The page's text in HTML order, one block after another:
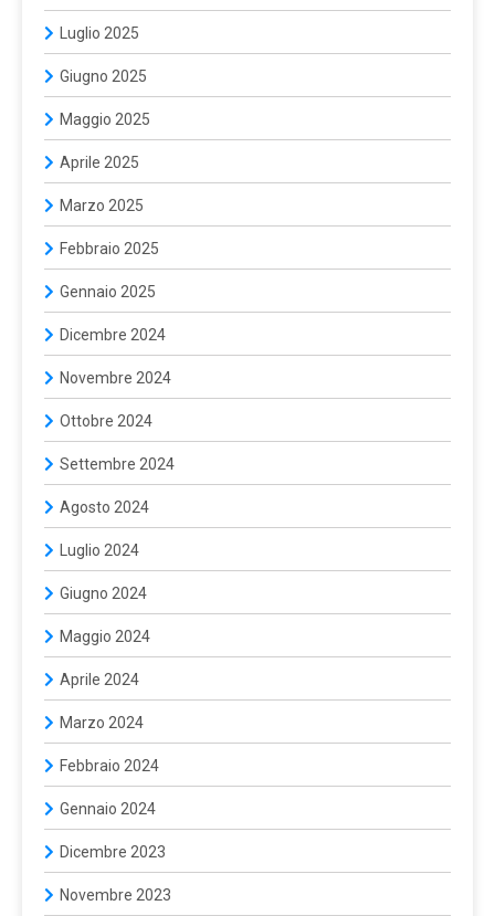
Luglio 2025
Giugno 2025
Maggio 2025
Aprile 2025
Marzo 2025
Febbraio 2025
Gennaio 2025
Dicembre 2024
Novembre 2024
Ottobre 2024
Settembre 2024
Agosto 2024
Luglio 2024
Giugno 2024
Maggio 2024
Aprile 2024
Marzo 2024
Febbraio 2024
Gennaio 2024
Dicembre 2023
Novembre 2023